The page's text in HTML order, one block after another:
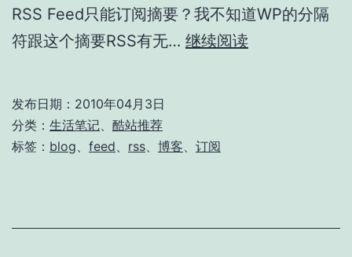
RSS Feed只能订阅摘要？我不知道WP的分隔
符跟这个摘要RSS有无… 继续阅读
发布日期： 2010年04月3日
分类： 生活笔记
酷站推荐
标签： blog feed rss 博客 订阅